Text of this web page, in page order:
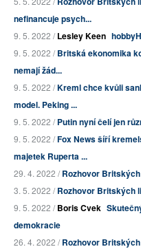
nefinancuje psych...
9. 5. 2022 /Lesley Keen
9. 5. 2022 /Britská ekonomika
nemají žád...
9. 5. 2022 /Kreml chce kvůli
model. Peking ...
9. 5. 2022 /Putin nyní čelí jen
9. 5. 2022 /Fox News šíří
majetek Ruperta ...
29. 4. 2022 /Rozhovor
3. 5. 2022 /Rozhovor Britských
9. 5. 2022 /Boris Cvek
demokracie
26. 4. 2022 /Rozhovor